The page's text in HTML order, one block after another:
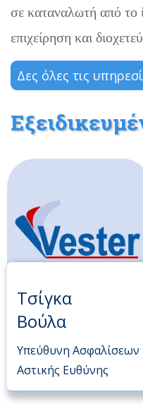
σε καταναλωτή από το
επιχείρηση και
Δες όλες τις
Τσίγκα
Βούλα
Υπεύθυνη Ασφαλίσεων
Αστικής Ευθύνης